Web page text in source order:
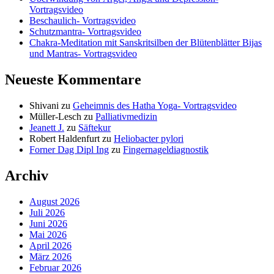
Vortragsvideo
Beschaulich- Vortragsvideo
Schutzmantra- Vortragsvideo
Chakra-Meditation mit Sanskritsilben der Blütenblätter Bijas
und Mantras- Vortragsvideo
Neueste Kommentare
Shivani zu Geheimnis des Hatha Yoga- Vortragsvideo
Müller-Lesch zu Palliativmedizin
Jeanett J. zu Säftekur
Robert Haldenfurt zu Heliobacter pylori
Forner Dag Dipl Ing zu Fingernageldiagnostik
Archiv
August 2026
Juli 2026
Juni 2026
Mai 2026
April 2026
März 2026
Februar 2026